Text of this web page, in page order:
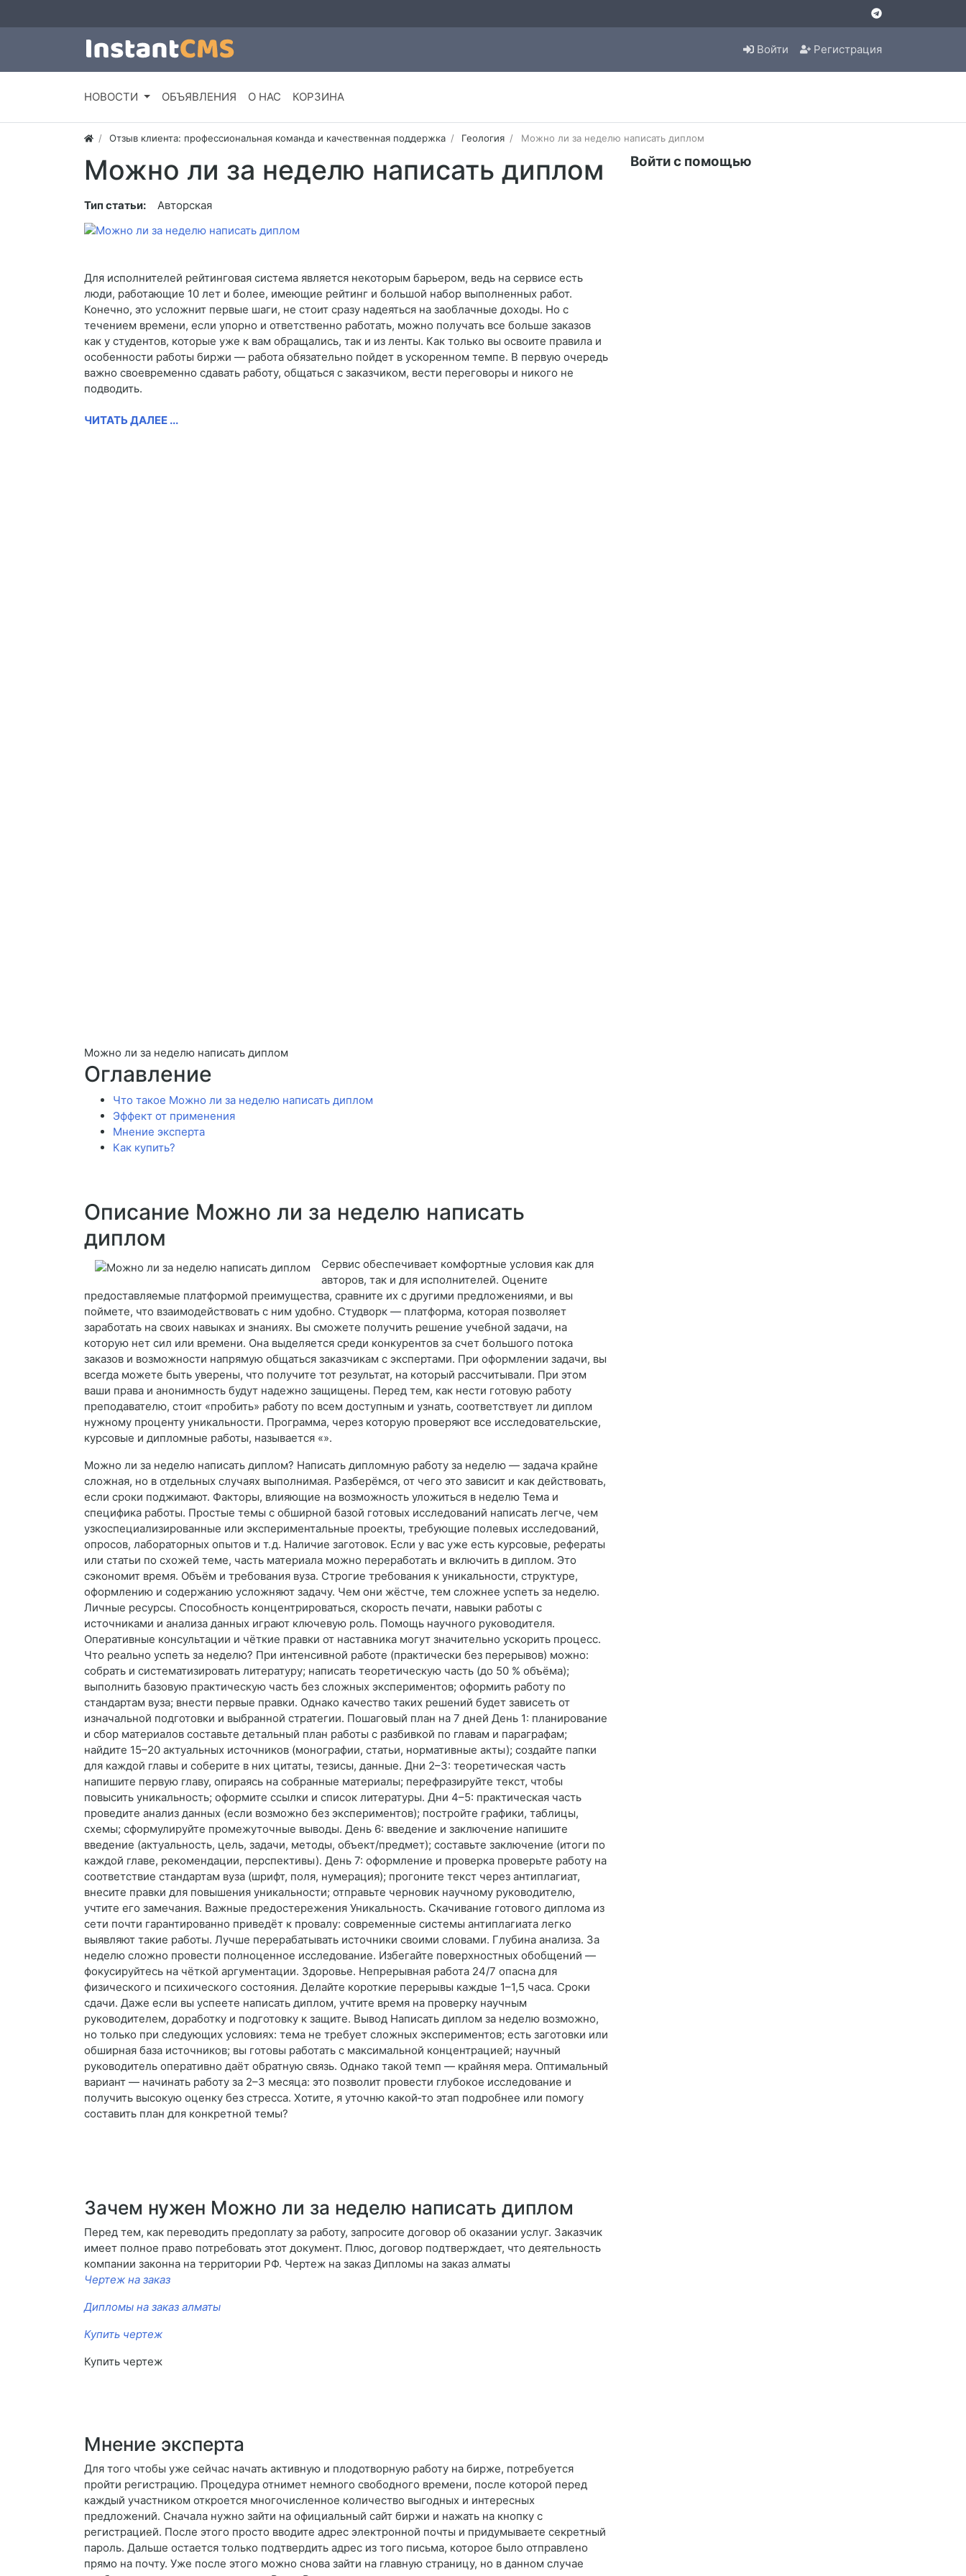
Войти Регистрация
НОВОСТИ ОБЪЯВЛЕНИЯ О НАС КОРЗИНА
Отзыв клиента: профессиональная команда и качественная поддержка Геология Можно ли за неделю написать диплом
Можно ли за неделю написать диплом
Тип статьи: Авторская
Для исполнителей рейтинговая система является некоторым барьером, ведь на сервисе есть
люди, работающие 10 лет и более, имеющие рейтинг и большой набор выполненных работ.
Конечно, это усложнит первые шаги, не стоит сразу надеяться на заоблачные доходы. Но с
течением времени, если упорно и ответственно работать, можно получать все больше заказов
как у студентов, которые уже к вам обращались, так и из ленты. Как только вы освоите правила и
особенности работы биржи — работа обязательно пойдет в ускоренном темпе. В первую очередь
важно своевременно сдавать работу, общаться с заказчиком, вести переговоры и никого не
подводить.
ЧИТАТЬ ДАЛЕЕ ...
Можно ли за неделю написать диплом
Оглавление
Что такое Можно ли за неделю написать диплом
Эффект от применения
Мнение эксперта
Как купить?
Описание Можно ли за неделю написать
диплом
Сервис обеспечивает комфортные условия как для
авторов, так и для исполнителей. Оцените
предоставляемые платформой преимущества, сравните их с другими предложениями, и вы
поймете, что взаимодействовать с ним удобно. Студворк — платформа, которая позволяет
заработать на своих навыках и знаниях. Вы сможете получить решение учебной задачи, на
которую нет сил или времени. Она выделяется среди конкурентов за счет большого потока
заказов и возможности напрямую общаться заказчикам с экспертами. При оформлении задачи, вы
всегда можете быть уверены, что получите тот результат, на который рассчитывали. При этом
ваши права и анонимность будут надежно защищены. Перед тем, как нести готовую работу
преподавателю, стоит «пробить» работу по всем доступным и узнать, соответствует ли диплом
нужному проценту уникальности. Программа, через которую проверяют все исследовательские,
курсовые и дипломные работы, называется «».
Можно ли за неделю написать диплом? Написать дипломную работу за неделю — задача крайне
сложная, но в отдельных случаях выполнимая. Разберёмся, от чего это зависит и как действовать,
если сроки поджимают. Факторы, влияющие на возможность уложиться в неделю Тема и
специфика работы. Простые темы с обширной базой готовых исследований написать легче, чем
узкоспециализированные или экспериментальные проекты, требующие полевых исследований,
опросов, лабораторных опытов и т. д. Наличие заготовок. Если у вас уже есть курсовые, рефераты
или статьи по схожей теме, часть материала можно переработать и включить в диплом. Это
сэкономит время. Объём и требования вуза. Строгие требования к уникальности, структуре,
оформлению и содержанию усложняют задачу. Чем они жёстче, тем сложнее успеть за неделю.
Личные ресурсы. Способность концентрироваться, скорость печати, навыки работы с
источниками и анализа данных играют ключевую роль. Помощь научного руководителя.
Оперативные консультации и чёткие правки от наставника могут значительно ускорить процесс.
Что реально успеть за неделю? При интенсивной работе (практически без перерывов) можно:
собрать и систематизировать литературу; написать теоретическую часть (до 50 % объёма);
выполнить базовую практическую часть без сложных экспериментов; оформить работу по
стандартам вуза; внести первые правки. Однако качество таких решений будет зависеть от
изначальной подготовки и выбранной стратегии. Пошаговый план на 7 дней День 1: планирование
и сбор материалов составьте детальный план работы с разбивкой по главам и параграфам;
найдите 15–20 актуальных источников (монографии, статьи, нормативные акты); создайте папки
для каждой главы и соберите в них цитаты, тезисы, данные. Дни 2–3: теоретическая часть
напишите первую главу, опираясь на собранные материалы; перефразируйте текст, чтобы
повысить уникальность; оформите ссылки и список литературы. Дни 4–5: практическая часть
проведите анализ данных (если возможно без экспериментов); постройте графики, таблицы,
схемы; сформулируйте промежуточные выводы. День 6: введение и заключение напишите
введение (актуальность, цель, задачи, методы, объект/предмет); составьте заключение (итоги по
каждой главе, рекомендации, перспективы). День 7: оформление и проверка проверьте работу на
соответствие стандартам вуза (шрифт, поля, нумерация); прогоните текст через антиплагиат,
внесите правки для повышения уникальности; отправьте черновик научному руководителю,
учтите его замечания. Важные предостережения Уникальность. Скачивание готового диплома из
сети почти гарантированно приведёт к провалу: современные системы антиплагиата легко
выявляют такие работы. Лучше перерабатывать источники своими словами. Глубина анализа. За
неделю сложно провести полноценное исследование. Избегайте поверхностных обобщений —
фокусируйтесь на чёткой аргументации. Здоровье. Непрерывная работа 24/7 опасна для
физического и психического состояния. Делайте короткие перерывы каждые 1–1,5 часа. Сроки
сдачи. Даже если вы успеете написать диплом, учтите время на проверку научным
руководителем, доработку и подготовку к защите. Вывод Написать диплом за неделю возможно,
но только при следующих условиях: тема не требует сложных экспериментов; есть заготовки или
обширная база источников; вы готовы работать с максимальной концентрацией; научный
руководитель оперативно даёт обратную связь. Однако такой темп — крайняя мера. Оптимальный
вариант — начинать работу за 2–3 месяца: это позволит провести глубокое исследование и
получить высокую оценку без стресса. Хотите, я уточню какой‑то этап подробнее или помогу
составить план для конкретной темы?
Зачем нужен Можно ли за неделю написать диплом
Перед тем, как переводить предоплату за работу, запросите договор об оказании услуг. Заказчик
имеет полное право потребовать этот документ. Плюс, договор подтверждает, что деятельность
компании законна на территории РФ. Чертеж на заказ Дипломы на заказ алматы
Чертеж на заказ
Дипломы на заказ алматы
Купить чертеж
Купить чертеж
Мнение эксперта
Для того чтобы уже сейчас начать активную и плодотворную работу на бирже, потребуется
пройти регистрацию. Процедура отнимет немного свободного времени, после которой перед
каждый участником откроется многочисленное количество выгодных и интересных
предложений. Сначала нужно зайти на официальный сайт биржи и нажать на кнопку с
регистрацией. После этого просто вводите адрес электронной почты и придумываете секретный
пароль. Дальше остается только подтвердить адрес из того письма, которое было отправлено
прямо на почту. Уже после этого можно снова зайти на главную страницу, но в данном случае
Войти с помощью